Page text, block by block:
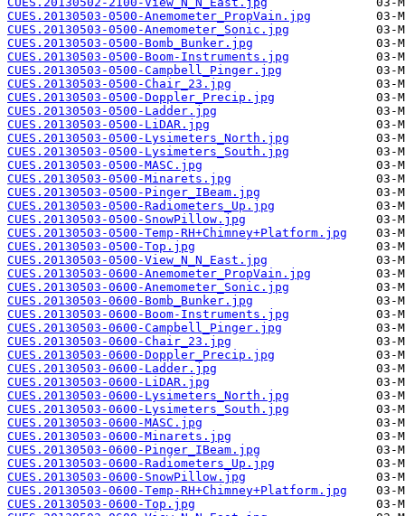
CUES.20130503-0500-Anemometer_PropVain.jpg
CUES.20130503-0500-Anemometer_Sonic.jpg
CUES.20130503-0500-Bomb_Bunker.jpg
CUES.20130503-0500-Boom-Instruments.jpg
CUES.20130503-0500-Campbell_Pinger.jpg
CUES.20130503-0500-Chair_23.jpg
CUES.20130503-0500-Doppler_Precip.jpg
CUES.20130503-0500-Ladder.jpg
CUES.20130503-0500-LiDAR.jpg
CUES.20130503-0500-Lysimeters_North.jpg
CUES.20130503-0500-Lysimeters_South.jpg
CUES.20130503-0500-MASC.jpg
CUES.20130503-0500-Minarets.jpg
CUES.20130503-0500-Pinger_IBeam.jpg
CUES.20130503-0500-Radiometers_Up.jpg
CUES.20130503-0500-SnowPillow.jpg
CUES.20130503-0500-Temp-RH+Chimney+Platform.jpg
CUES.20130503-0500-Top.jpg
CUES.20130503-0500-View_N_N_East.jpg
CUES.20130503-0600-Anemometer_PropVain.jpg
CUES.20130503-0600-Anemometer_Sonic.jpg
CUES.20130503-0600-Bomb_Bunker.jpg
CUES.20130503-0600-Boom-Instruments.jpg
CUES.20130503-0600-Campbell_Pinger.jpg
CUES.20130503-0600-Chair_23.jpg
CUES.20130503-0600-Doppler_Precip.jpg
CUES.20130503-0600-Ladder.jpg
CUES.20130503-0600-LiDAR.jpg
CUES.20130503-0600-Lysimeters_North.jpg
CUES.20130503-0600-Lysimeters_South.jpg
CUES.20130503-0600-MASC.jpg
CUES.20130503-0600-Minarets.jpg
CUES.20130503-0600-Pinger_IBeam.jpg
CUES.20130503-0600-Radiometers_Up.jpg
CUES.20130503-0600-SnowPillow.jpg
CUES.20130503-0600-Temp-RH+Chimney+Platform.jpg
CUES.20130503-0600-Top.jpg